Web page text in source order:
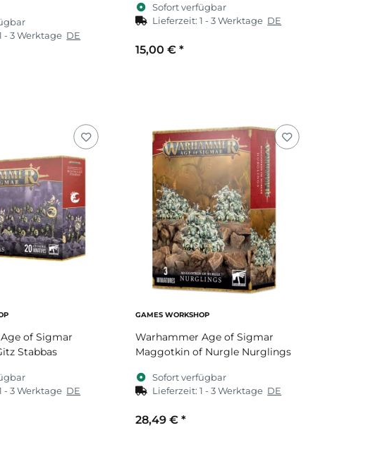
- 3 Werktage DE
Sofort verfügbar
Lieferzeit:1 - 3 Werktage DE
15,00 € *
of Sigmar
Stabbas
- 3 Werktage DE
GAMES WORKSHOP
Warhammer Age of Sigmar
Maggotkin of Nurgle Nurglings
Sofort verfügbar
Lieferzeit:1 - 3 Werktage DE
28,49 € *